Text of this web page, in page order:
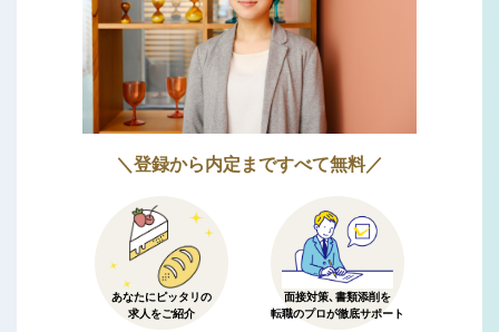
＼登録から内定まですべて無料／
あなたにピッタリの
求人をご紹介
面接対策、書類添削を
転職のプロが徹底サポート